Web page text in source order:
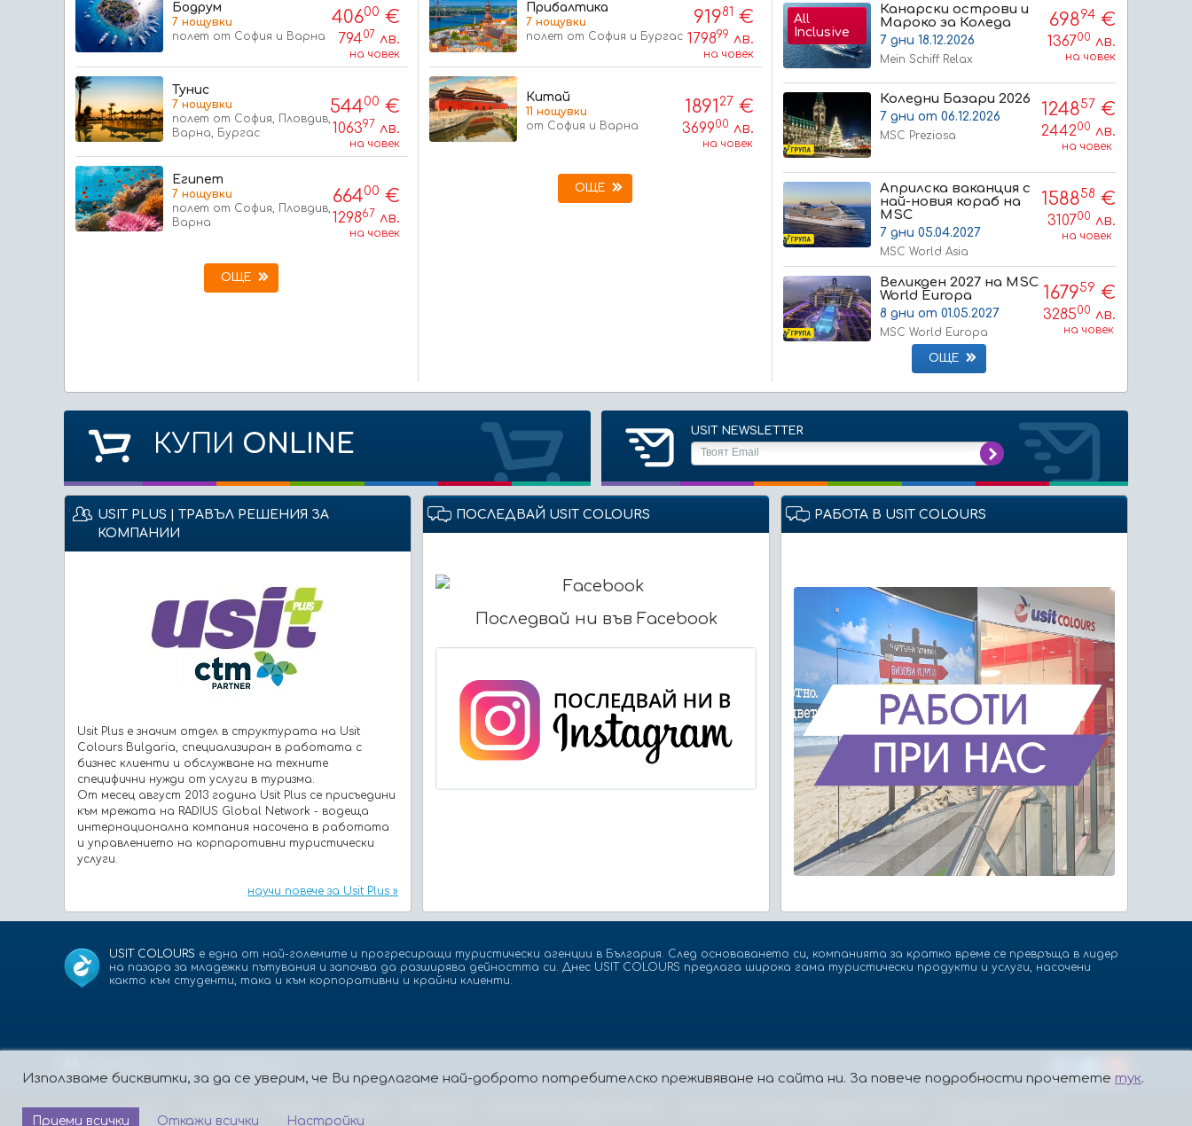
Бодрум
7 нощувки
полет от София и Варна
40600 €
79407 лв.
на човек
Тунис
7 нощувки
полет от София, Пловдив,
Варна, Бургас
54400 €
106397 лв.
на човек
Египет
7 нощувки
полет от София, Пловдив,
Варна
66400 €
129867 лв.
на човек
ОЩЕ
Прибалтика
7 нощувки
полет от София и Бургас
91981 €
179899 лв.
на човек
Китай
11 нощувки
от София и Варна
1891 27 €
369900 лв.
на човек
ОЩЕ
69894€
136700 лв.
на човек
All
Inclusive
Канарски острови и
Мароко за Коледа
7 дни 18.12.2026
Mein Schiff Relax
124857 €
244200 лв.
на човек
Коледни Базари 2026
7 дни от 06.12.2026
MSC Preziosa
158858 €
310700 лв.
на човек
Априлска ваканция с
най-новия кораб на
MSC
7 дни 05.04.2027
MSC World Asia
167959 €
328500 лв.
на човек
Великден 2027 на MSC
World Europa
8 дни от 01.05.2027
MSC World Europa
ОЩЕ
КУПИ ONLINE USIT NEWSLETTER
USIT PLUS | ТРАВЪЛ РЕШЕНИЯ ЗА
КОМПАНИИ
Usit Plus e значим отдел в структурата на Usit
Colours Bulgaria, специализиран в работата с
бизнес клиенти и обслужване на техните
специфични нужди от услуги в туризма.
От месец август 2013 година Usit Plus се присъедини
към мрежата на RADIUS Global Network - водеща
интернационална компания насочена в работата
и управлението на корпаротивни туристически
услуги.
научи повече за Usit Plus »
ПОСЛЕДВАЙ USIT COLOURS
Последвай ни във Facebook
РАБОТА В USIT COLOURS
USIT COLOURS е една от най-големите и прогресиращи туристически агенции в България. След основаването си, компанията за кратко време се превръща в лидер
на пазара за младежки пътувания и започва да разширява дейността си. Днес USIT COLOURS предлага широка гама туристически продукти и услуги, насочени
както към студенти, така и към корпоративни и крайни клиенти.
За нас
Използваме бисквитки, за да се уверим, че Ви предлагаме най-доброто потребителско преживяване на сайта ни. За повече подробности прочетете тук.
Приеми всички Откажи всички Настройки